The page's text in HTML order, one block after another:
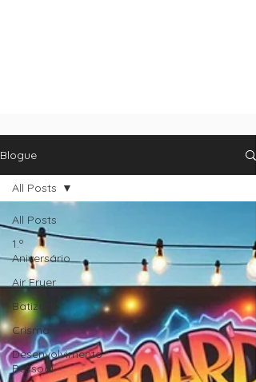
Blogue
All Posts
1.º
Aniversário
Air Fryer
Batizado
Crisma
Desenvolvimento
Pessoal
All Posts